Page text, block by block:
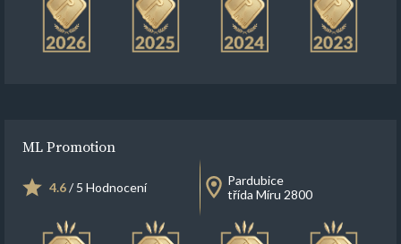
ML Promotion
4.6/ 5 Hodnocení
Pardubice
třída Míru 2800